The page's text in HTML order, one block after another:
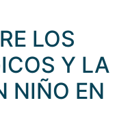
LOS
Y LA
NIÑO EN